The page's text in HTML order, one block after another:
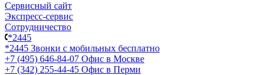
Сервисный сайт
Экспресс-сервис
Сотрудничество
*2445
*2445 Звонки с мобильных бесплатно
+7 (495) 646-84-07 Офис в Москве
+7 (342) 255-44-45 Офис в Перми